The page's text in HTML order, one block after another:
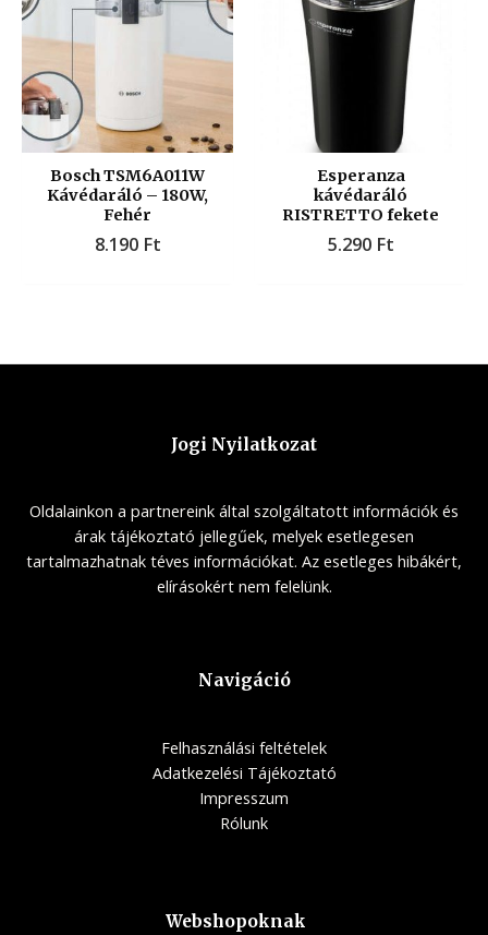
Bosch TSM6A011W
Kávédaráló – 180W,
Fehér
8.190 Ft
Esperanza
kávédaráló
RISTRETTO fekete
5.290 Ft
Jogi Nyilatkozat
Oldalainkon a partnereink által szolgáltatott információk és
árak tájékoztató jellegűek, melyek esetlegesen
tartalmazhatnak téves információkat. Az esetleges hibákért,
elírásokért nem felelünk.
Navigáció
Felhasználási feltételek
Adatkezelési Tájékoztató
Impresszum
Rólunk
Webshopoknak